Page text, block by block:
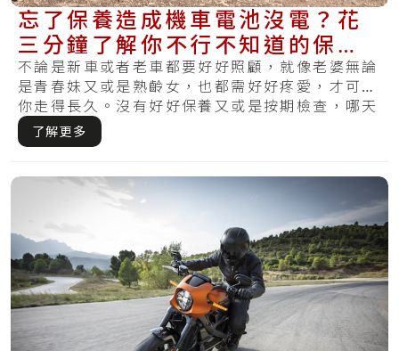
忘了保養造成機車電池沒電？花
三分鐘了解你不行不知道的保養
方式和更換時機
不論是新車或者老車都要好好照顧，就像老婆無論
是青春妹又或是熟齡女，也都需好好疼愛，才可陪
你走得長久。沒有好好保養又或是按期檢查，哪天
察覺.....
了解更多